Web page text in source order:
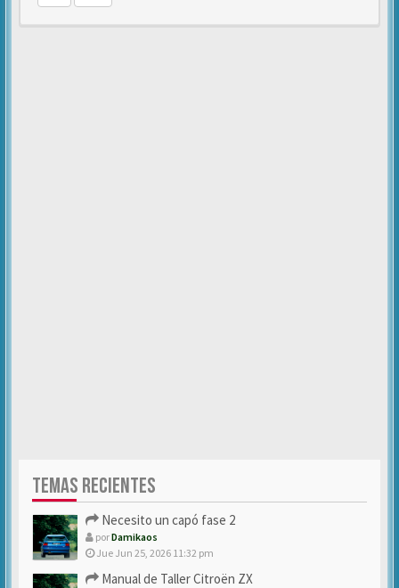
TEMAS RECIENTES
Necesito un capó fase 2
porDamikaos
Jue Jun 25, 2026 11:32 pm
Manual de Taller Citroën ZX